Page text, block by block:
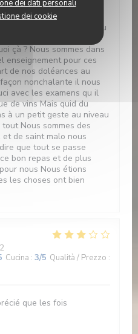
dei dati personali
dei cookie
les autres. Ensuite
serveur si les cafés
menu il nous a répondu
fallu aller le chercher
çà ? Nous sommes dans
enseignement pour ces
de nos doléances au
nonchalante il nous
avec les examens qu il
de vins Mais quid du
à un petit geste au niveau
Nous sommes des
de saint malo nous
que tout se passe
bon repas et de plus
nous Nous étions
les choses ont bien
Cucina : 3/5 Qualità / Prezzo :
que les fois